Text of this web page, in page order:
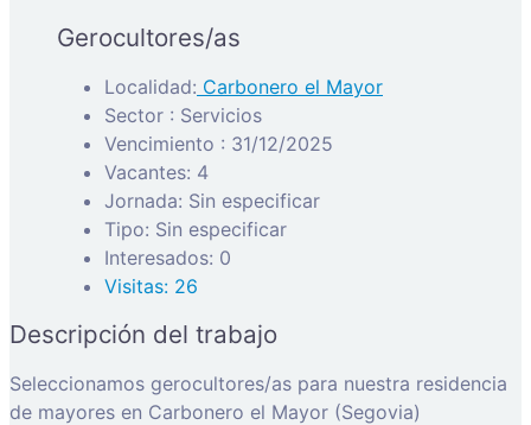
Gerocultores/as
Localidad: Carbonero el Mayor
Sector : Servicios
Vencimiento : 31/12/2025
Vacantes: 4
Jornada: Sin especificar
Tipo: Sin especificar
Interesados: 0
Visitas: 26
Descripción del trabajo
Seleccionamos gerocultores/as para nuestra residencia
de mayores en Carbonero el Mayor (Segovia)